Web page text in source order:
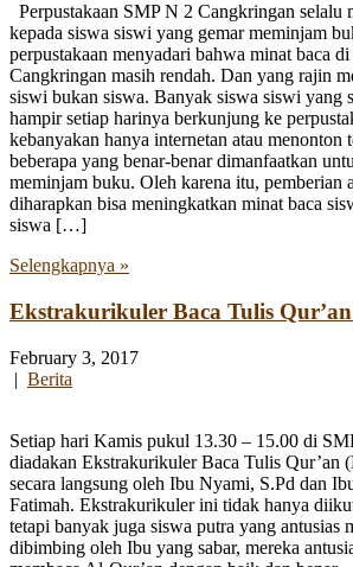
Perpustakaan SMP N 2 Cangkringan selalu
kepada siswa siswi yang gemar meminjam
perpustakaan menyadari bahwa minat baca
Cangkringan masih rendah. Dan yang rajin
siswi bukan siswa. Banyak siswa siswi yang
hampir setiap harinya berkunjung ke
kebanyakan hanya internetan atau menonton
beberapa yang benar-benar dimanfaatkan
meminjam buku. Oleh karena itu, pemberian
diharapkan bisa meningkatkan minat baca
siswa […]
Selengkapnya »
Ekstrakurikuler Baca Tulis
February 3, 2017
| Berita
Setiap hari Kamis pukul 13.30 – 15.00 di
diadakan Ekstrakurikuler Baca Tulis Qur’an
secara langsung oleh Ibu Nyami, S.Pd dan
Fatimah. Ekstrakurikuler ini tidak hanya
tetapi banyak juga siswa putra yang antusias
dibimbing oleh Ibu yang sabar, mereka